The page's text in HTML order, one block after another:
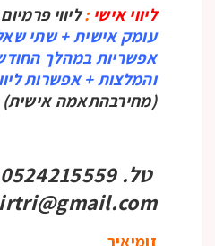
ליווי אישי:ליווי
עומק אישית + שתי
אפשריות במהלך החודש
והמלצות + אפשרות
(מחירבהתאמה אישית)
טל. 0524215559
זומיאיר